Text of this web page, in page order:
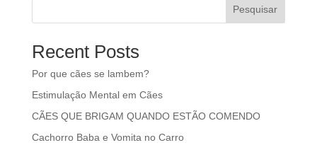
Pesquisar
Recent Posts
Por que cães se lambem?
Estimulação Mental em Cães
CÃES QUE BRIGAM QUANDO ESTÃO COMENDO
Cachorro Baba e Vomita no Carro